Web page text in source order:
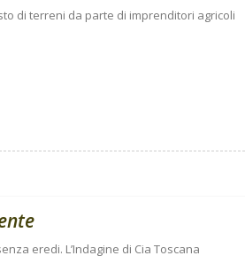
di terreni da parte di imprenditori agricoli
eredi. L’Indagine di Cia Toscana